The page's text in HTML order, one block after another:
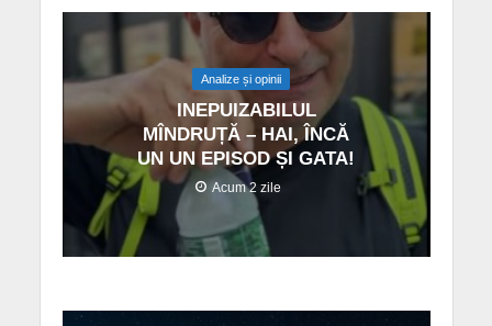
Analize și opinii
INEPUIZABILUL
MÎNDRUȚĂ – HAI, ÎNCĂ
UN UN EPISOD ȘI GATA!
Acum 2 zile